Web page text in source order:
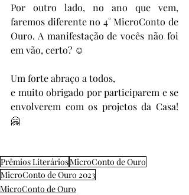
Por outro lado, no ano que vem,
faremos diferente no 4° MicroConto de
Ouro. A manifestação de vocês não foi
em vão, certo? ☺️
Um forte abraço a todos,
e muito obrigado por participarem e se
envolverem com os projetos da Casa!
🤗
Prêmios LiteráriosMicroConto de Ouro
MicroConto de Ouro 2023
MicroConto de Ouro